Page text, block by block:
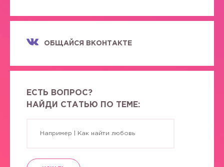
ОБЩАЙСЯ ВКОНТАКТЕ
ЕСТЬ ВОПРОС?
НАЙДИ СТАТЬЮ ПО ТЕМЕ: